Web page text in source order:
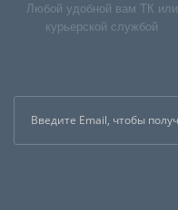
Любой удобной вам ТК или
курьерской службой